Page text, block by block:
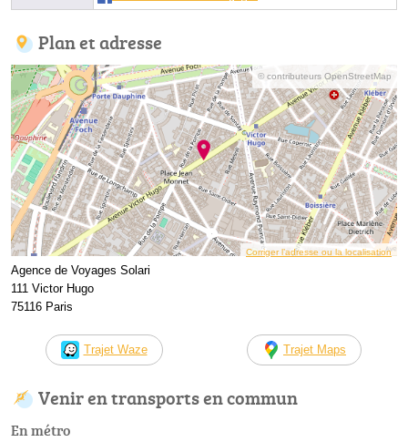
Plan et adresse
© contributeurs OpenStreetMap
Corriger l’adresse ou la localisation
Agence de Voyages Solari
111 Victor Hugo
75116 Paris
Trajet Waze Trajet Maps
Venir en transports en commun
En métro